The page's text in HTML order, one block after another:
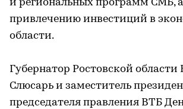
и региональных программ СМБ,
привлечению инвестиций в
области.
Губернатор Ростовской
Слюсарь и заместитель
председателя правления ВТБ